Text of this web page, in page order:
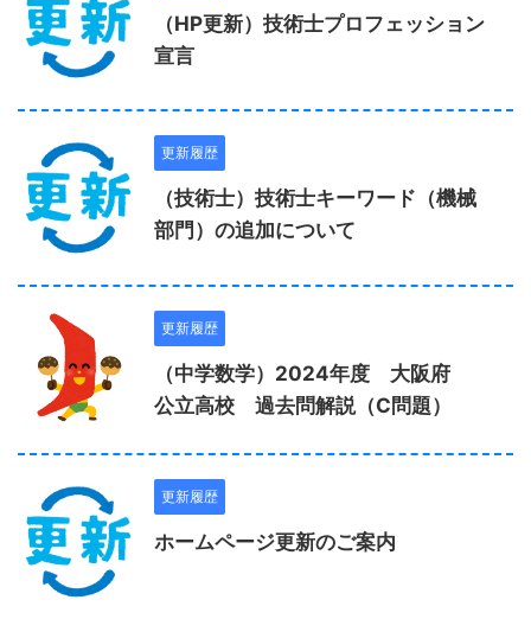
（HP更新）技術士プロフェッション
宣言
更新履歴
（技術士）技術士キーワード（機械
部門）の追加について
更新履歴
（中学数学）2024年度 大阪府
公立高校 過去問解説（C問題）
更新履歴
ホームページ更新のご案内